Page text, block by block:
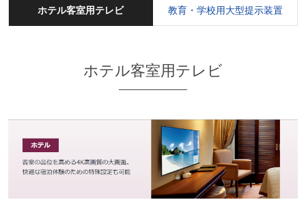
ホテル客室用テレビ 教育・学校用大型提示装置
ホテル客室用テレビ